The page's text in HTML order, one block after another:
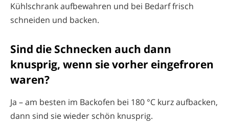
Kühlschrank aufbewahren und bei Bedarf frisch
schneiden und backen.
Sind die Schnecken auch dann
knusprig, wenn sie vorher eingefroren
waren?
Ja – am besten im Backofen bei 180 °C kurz aufbacken,
dann sind sie wieder schön knusprig.